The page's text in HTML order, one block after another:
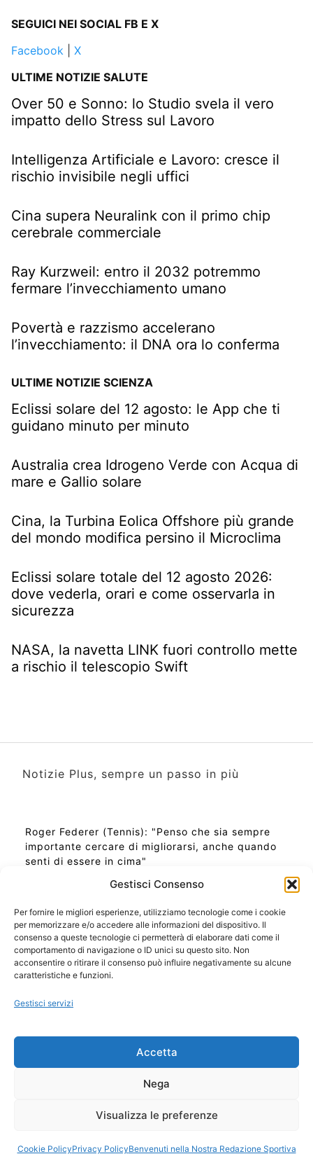
Gestisci Consenso
Per fornire le migliori esperienze, utilizziamo tecnologie come i cookie
per memorizzare e/o accedere alle informazioni del dispositivo. Il
consenso a queste tecnologie ci permetterà di elaborare dati come il
comportamento di navigazione o ID unici su questo sito. Non
acconsentire o ritirare il consenso può influire negativamente su alcune
caratteristiche e funzioni.
Gestisci servizi
Accetta
Nega
Visualizza le preferenze
Cookie PolicyPrivacy PolicyBenvenuti nella Nostra Redazione Sportiva
SEGUICI NEI SOCIAL FB E X
Facebook
X
ULTIME NOTIZIE SALUTE
Over 50 e Sonno: lo Studio svela il vero
impatto dello Stress sul Lavoro
Intelligenza Artificiale e Lavoro: cresce il
rischio invisibile negli uffici
Cina supera Neuralink con il primo chip
cerebrale commerciale
Ray Kurzweil: entro il 2032 potremmo
fermare l’invecchiamento umano
Povertà e razzismo accelerano
l’invecchiamento: il DNA ora lo conferma
ULTIME NOTIZIE SCIENZA
Eclissi solare del 12 agosto: le App che ti
guidano minuto per minuto
Australia crea Idrogeno Verde con Acqua di
mare e Gallio solare
Cina, la Turbina Eolica Offshore più grande
del mondo modifica persino il Microclima
Eclissi solare totale del 12 agosto 2026:
dove vederla, orari e come osservarla in
sicurezza
NASA, la navetta LINK fuori controllo mette
a rischio il telescopio Swift
Notizie Plus, sempre un passo in più
Roger Federer (Tennis): "Penso che sia sempre
importante cercare di migliorarsi, anche quando
senti di essere in cima"
Ora Esatta in Italia in questo momento
Ti Senti Strano Ultimamente? Potrebbe Essere per
la Risonanza di Schumann
Come Sapere Se Stai Ascendendo alla Quinta
Copyright 2026 NotiziePlus.com
📰 Contenuto Umano Verificato
Privacy Coockie
Pubblicità